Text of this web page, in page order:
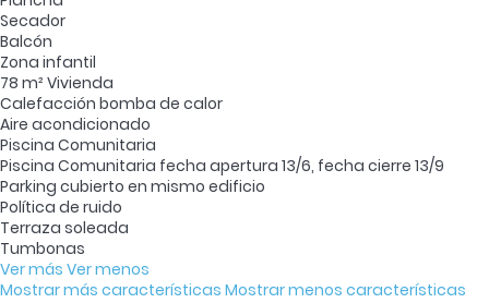
Secador
Balcón
Zona infantil
78 m² Vivienda
Calefacción bomba de calor
Aire acondicionado
Piscina Comunitaria
Piscina Comunitaria fecha apertura 13/6, fecha cierre 13/9
Parking cubierto en mismo edificio
Política de ruido
Terraza soleada
Tumbonas
Ver más Ver menos
Mostrar más características Mostrar menos características